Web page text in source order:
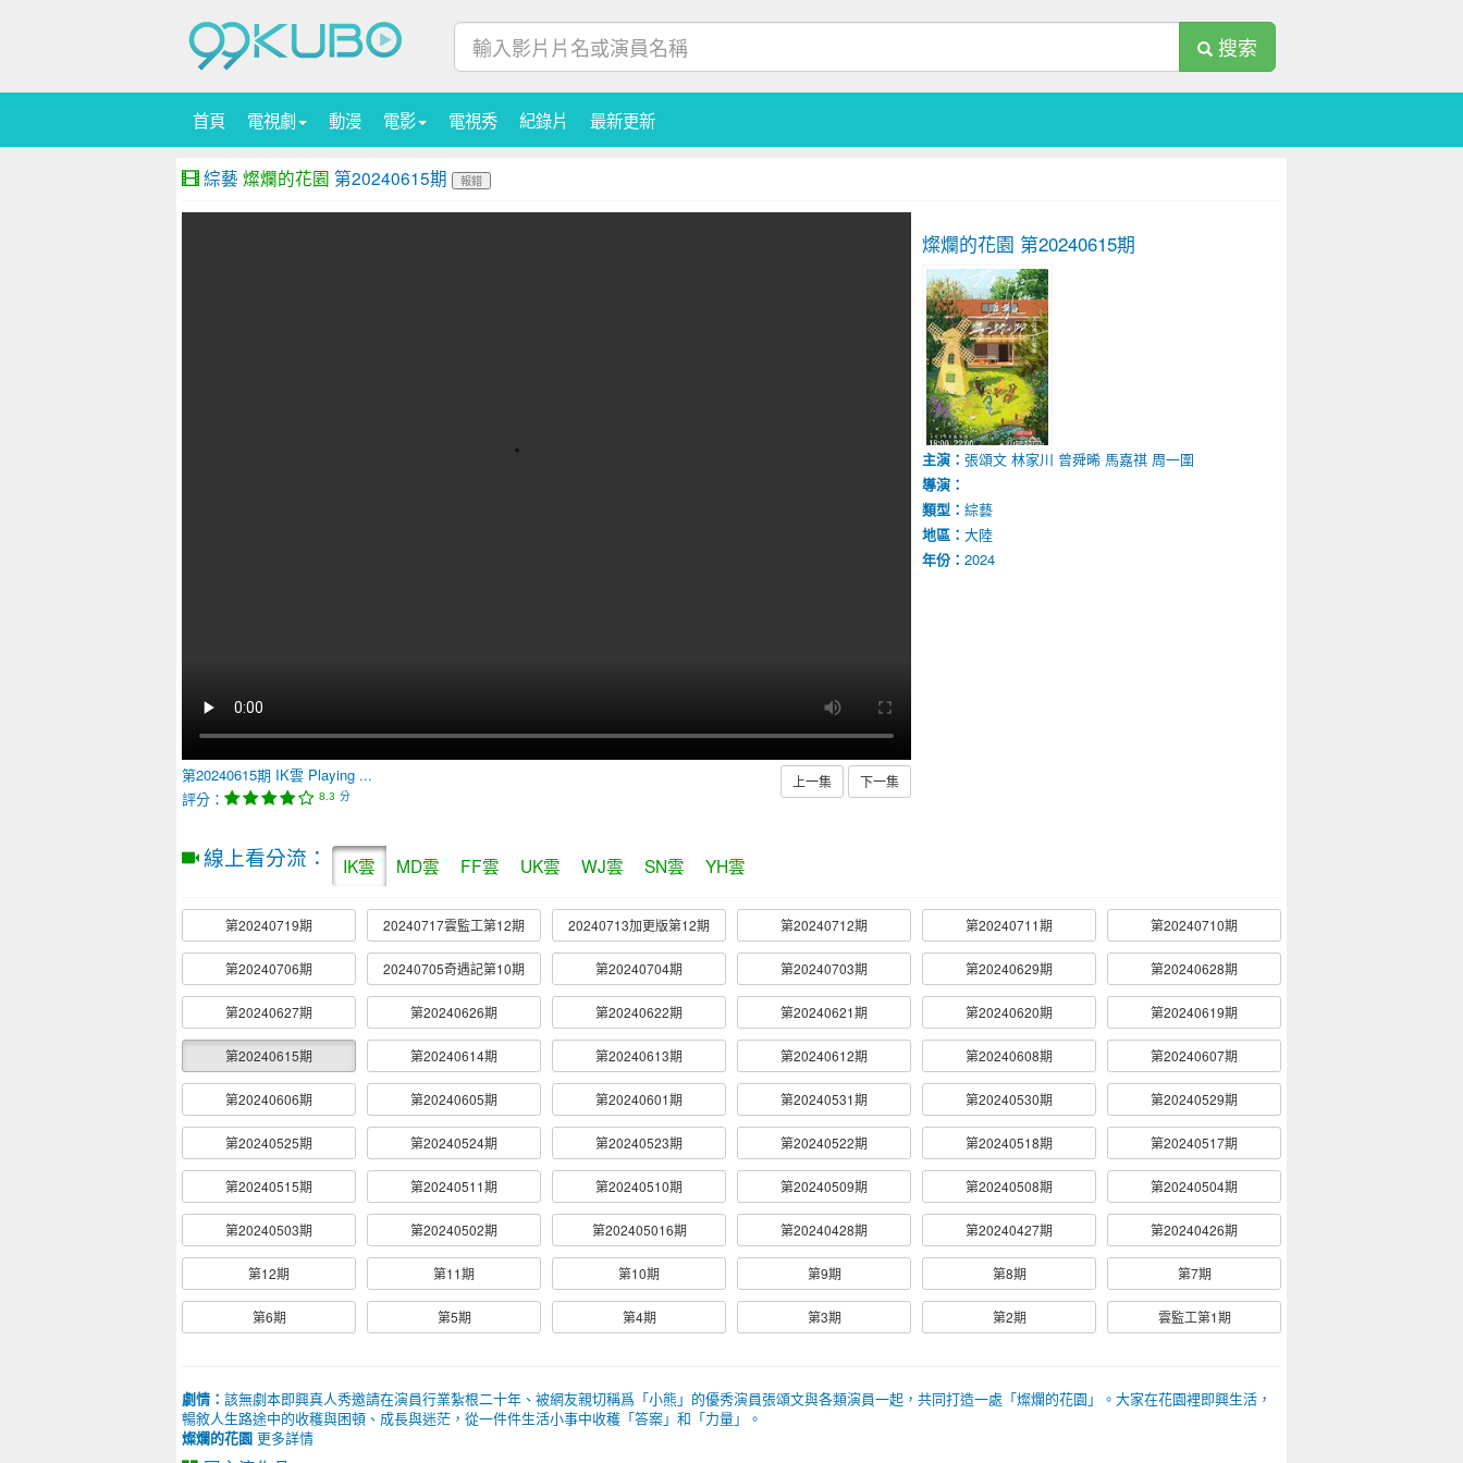
搜索
首頁 電視劇 動漫 電影 電視秀 紀錄片 最新更新
綜藝 燦爛的花園 第20240615期 報錯
第20240615期 IK雲 Playing ...
評分：
8.3 分
上一集 下一集
燦爛的花園 第20240615期
主演： 張頌文 林家川 曾舜晞 馬嘉祺 周一圍
導演：
類型： 綜藝
地區： 大陸
年份： 2024
線上看分流： IK雲 MD雲 FF雲 UK雲 WJ雲 SN雲 YH雲
第20240719期 20240717雲監工第12期 20240713加更版第12期 第20240712期 第20240711期 第20240710期
第20240706期 20240705奇遇記第10期 第20240704期 第20240703期 第20240629期 第20240628期
第20240627期 第20240626期 第20240622期 第20240621期 第20240620期 第20240619期
第20240615期 第20240614期 第20240613期 第20240612期 第20240608期 第20240607期
第20240606期 第20240605期 第20240601期 第20240531期 第20240530期 第20240529期
第20240525期 第20240524期 第20240523期 第20240522期 第20240518期 第20240517期
第20240515期 第20240511期 第20240510期 第20240509期 第20240508期 第20240504期
第20240503期 第20240502期 第202405016期 第20240428期 第20240427期 第20240426期
第12期 第11期 第10期 第9期 第8期 第7期
第6期 第5期 第4期 第3期 第2期 雲監工第1期
劇情： 該無劇本即興真人秀邀請在演員行業紮根二十年、被網友親切稱爲「小熊」的優秀演員張頌文與各類演員一起，共同打造一處「燦爛的花園」。大家在花園裡即興生活，
暢敘人生路途中的收穫與困頓、成長與迷茫，從一件件生活小事中收穫「答案」和「力量」。
燦爛的花園 更多詳情